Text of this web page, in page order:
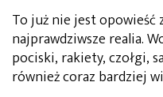
To już nie jest opowieść
najprawdziwsze realia.
pociski, rakiety, czołgi,
również coraz bardziej